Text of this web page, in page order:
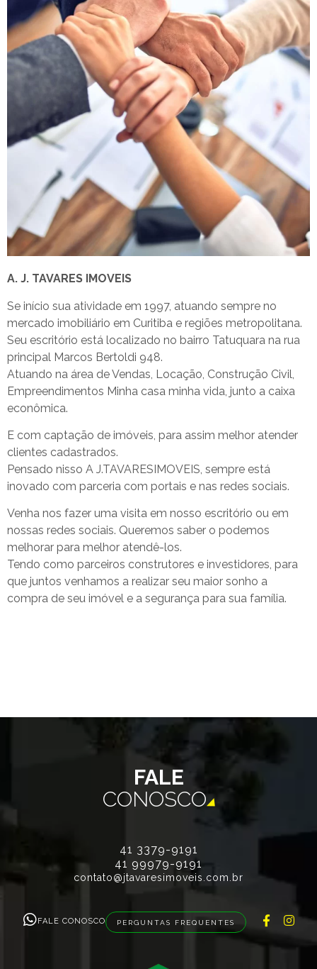
A. J. TAVARES IMOVEIS
Se início sua atividade em 1997, atuando sempre no
mercado imobiliário em Curitiba e regiões metropolitana.
Seu escritório está localizado no bairro Tatuquara na rua
principal Marcos Bertoldi 948.
Atuando na área de Vendas, Locação, Construção Civil,
Empreendimentos Minha casa minha vida, junto a caixa
econômica.
E com captação de imóveis, para assim melhor atender
clientes cadastrados.
Pensado nisso A J.TAVARESIMOVEIS, sempre está
inovado com parceria com portais e nas redes sociais.
Venha nos fazer uma visita em nosso escritório ou em
nossas redes sociais. Queremos saber o podemos
melhorar para melhor atendê-los.
Tendo como parceiros construtores e investidores, para
que juntos venhamos a realizar seu maior sonho a
compra de seu imóvel e a segurança para sua família.
FALE
CONOSCO
41 3379-9191
41 99979-9191
contato@jtavaresimoveis.com.br
FALE CONOSCO PERGUNTAS FREQUENTES